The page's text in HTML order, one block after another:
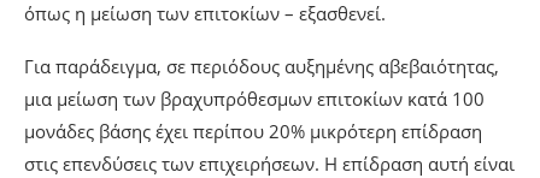
όπως η μείωση των επιτοκίων – εξασθενεί.
Για παράδειγμα, σε περιόδους αυξημένης αβεβαιότητας,
μια μείωση των βραχυπρόθεσμων επιτοκίων κατά 100
μονάδες βάσης έχει περίπου 20% μικρότερη επίδραση
στις επενδύσεις των επιχειρήσεων. Η επίδραση αυτή είναι